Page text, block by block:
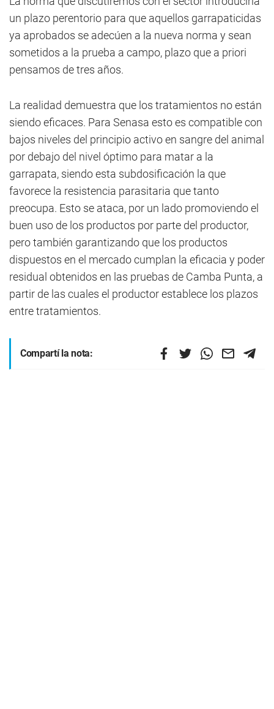
un plazo perentorio para que aquellos garrapaticidas
ya aprobados se adecúen a la nueva norma y sean
sometidos a la prueba a campo, plazo que a priori
pensamos de tres años.
La realidad demuestra que los tratamientos no están
siendo eficaces. Para Senasa esto es compatible con
bajos niveles del principio activo en sangre del animal
por debajo del nivel óptimo para matar a la
garrapata, siendo esta subdosificación la que
favorece la resistencia parasitaria que tanto
preocupa. Esto se ataca, por un lado promoviendo el
buen uso de los productos por parte del productor,
pero también garantizando que los productos
dispuestos en el mercado cumplan la eficacia y poder
residual obtenidos en las pruebas de Camba Punta, a
partir de las cuales el productor establece los plazos
entre tratamientos.
Compartí la nota: